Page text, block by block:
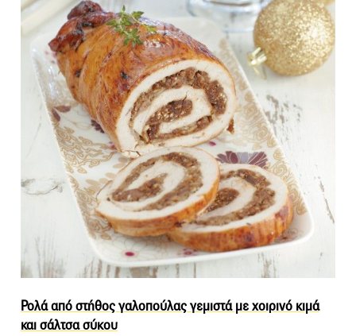
Ρολά από στήθος γαλοπούλας γεμιστά με χοιρινό κιμά
και σάλτσα σύκου